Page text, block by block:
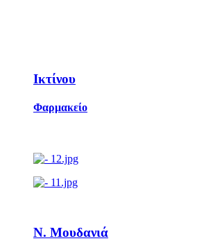
Ικτίνου
Φαρμακείο
Ν. Μουδανιά